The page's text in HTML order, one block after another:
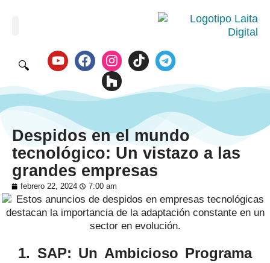
🔍
Despidos en el mundo
tecnológico: Un vistazo a las
grandes empresas
febrero 22, 2024 7:00 am
1. SAP: Un Ambicioso Programa